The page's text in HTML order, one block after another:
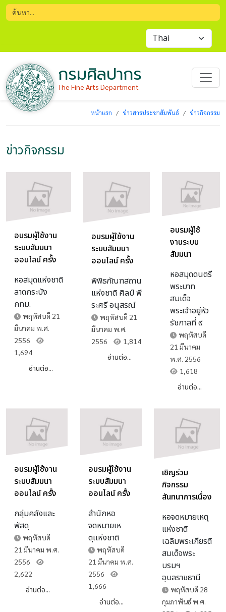
กรมศิลปากร
The Fine Arts Department
หน้าแรก ข่าวสารประชาสัมพันธ์ ข่าวกิจกรรม
ข่าวกิจกรรม
อบรมผู้ใช้งาน
ระบบสัมมนา
ออนไลน์ ครั้ง
หอสมุดแห่งชาติ
ลาดกระบัง
กทม.
พฤหัสบดี 21
มีนาคม พ.ศ.
2556
1,694
อ่านต่อ...
อบรมผู้ใช้งาน
ระบบสัมมนา
ออนไลน์ ครั้ง
พิพิธภัณฑสถาน
แห่งชาติ ศิลป์ พี
ระศรี อนุสรณ์
พฤหัสบดี 21
มีนาคม พ.ศ.
2556
1,814
อ่านต่อ...
อบรมผู้ใช้
งานระบบ
สัมมนา
ครั้งที่2
หอสมุดดนตรี
พระบาท
สมเด็จ
พระเจ้าอยู่หัว
รัชกาลที่ ๙
พฤหัสบดี
21 มีนาคม
พ.ศ. 2556
1,618
อ่านต่อ...
อบรมผู้ใช้งาน
ระบบสัมมนา
ออนไลน์ ครั้ง
กลุ่มคลังและ
พัสดุ
พฤหัสบดี
21 มีนาคม พ.ศ.
2556
2,622
อ่านต่อ...
อบรมผู้ใช้งาน
ระบบสัมมนา
ออนไลน์ ครั้ง
สำนักหอ
จดหมายเห
ตุเเห่งชาติ
พฤหัสบดี
21 มีนาคม พ.ศ.
2556
1,666
อ่านต่อ...
เชิญร่วม
กิจกรรม
สันทนาการเนื่อง
แห่งชาติ ปี
๒๕๕๖
หอจดหมายเหตุ
แห่งชาติ
เฉลิมพระเกียรติ
สมเด็จพระ
บรมฯ
อุบลราชธานี
พฤหัสบดี 28
กุมภาพันธ์ พ.ศ.